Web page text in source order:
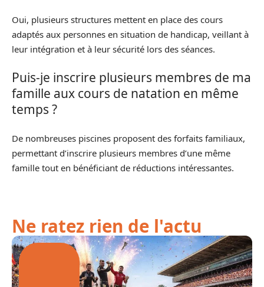
Oui, plusieurs structures mettent en place des cours
adaptés aux personnes en situation de handicap, veillant à
leur intégration et à leur sécurité lors des séances.
Puis-je inscrire plusieurs membres de ma
famille aux cours de natation en même
temps ?
De nombreuses piscines proposent des forfaits familiaux,
permettant d’inscrire plusieurs membres d’une même
famille tout en bénéficiant de réductions intéressantes.
Ne ratez rien de l'actu